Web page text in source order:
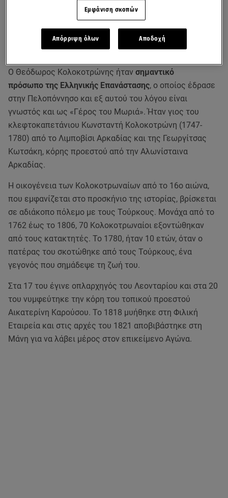
Οι πιο σημαντικοί ήρωες της Επανάστασης του 1821
Θεόδωρος Κολοκοτρώνης
O Θεόδωρος Κολοκοτρώνης ήταν σημαντικό
πρόσωπο της Ελληνικής Επανάστασης, ο οποίος έδρασε
στην Πελοπόννησο και εξ αυτού του λόγου είναι
γνωστός και ως «Γέρος του Μωριά». Ήταν γιος του
κλεφτοκαπετάνιου Κωνσταντή Κολοκοτρώνη (1747-
1780) από το Λιμποβίσι Αρκαδίας και της Γεωργίτσας
Κωτσάκη, κόρης προεστού από την Αλωνίσταινα
Αρκαδίας.
Η οικογένεια των Κολοκοτρωναίων από το 16ο αιώνα,
που εμφανίζεται στο προσκήνιο της ιστορίας, βρίσκεται
σε αδιάκοπο πόλεμο με τους Τούρκους. Μονάχα από το
1762 έως το 1806, 70 Κολοκοτρωναίοι εξοντώθηκαν
από τους κατακτητές. Το 1780, ήταν 10 ετών, όταν ο
πατέρας του σκοτώθηκε από τους Τούρκους, ένα
γεγονός που σημάδεψε τη ζωή του.
Στα 17 του έγινε οπλαρχηγός του Λεονταρίου και στα 20
του νυμφεύτηκε την κόρη του τοπικού προεστού
Αικατερίνη Καρούσου. Το 1818 μυήθηκε στη Φιλική
Εταιρεία και στις αρχές του 1821 αποβιβάστηκε στη
Μάνη για να λάβει μέρος στον επικείμενο Αγώνα.
Εμφάνιση σκοπών
Απόρριψη όλων Αποδοχή